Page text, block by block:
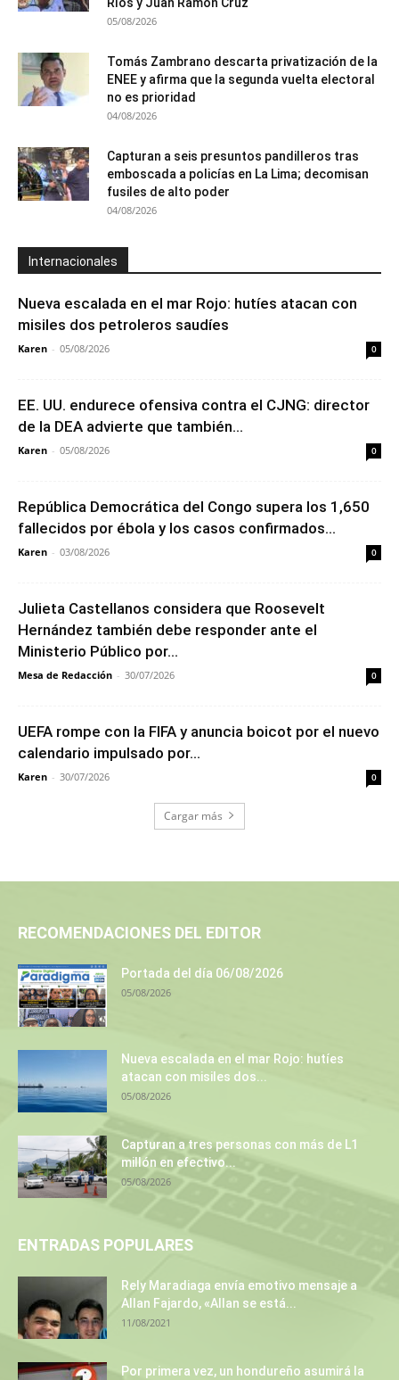
05/08/2026
Tomás Zambrano descarta privatización de la
ENEE y afirma que la segunda vuelta electoral
no es prioridad
04/08/2026
Capturan a seis presuntos pandilleros tras
emboscada a policías en La Lima; decomisan
fusiles de alto poder
04/08/2026
Internacionales
Nueva escalada en el mar Rojo: hutíes atacan con
misiles dos petroleros saudíes
Karen - 05/08/2026 0
EE. UU. endurece ofensiva contra el CJNG: director
de la DEA advierte que también...
Karen - 05/08/2026 0
República Democrática del Congo supera los 1,650
fallecidos por ébola y los casos confirmados...
Karen - 03/08/2026 0
Julieta Castellanos considera que Roosevelt
Hernández también debe responder ante el
Ministerio Público por...
Mesa de Redacción - 30/07/2026 0
UEFA rompe con la FIFA y anuncia boicot por el nuevo
calendario impulsado por...
Karen - 30/07/2026 0
Cargar más
RECOMENDACIONES DEL EDITOR
Portada del día 06/08/2026
05/08/2026
Nueva escalada en el mar Rojo: hutíes
atacan con misiles dos...
05/08/2026
Capturan a tres personas con más de L1
millón en efectivo...
05/08/2026
ENTRADAS POPULARES
Rely Maradiaga envía emotivo mensaje a
Allan Fajardo, «Allan se está...
11/08/2021
Por primera vez, un hondureño asumirá la